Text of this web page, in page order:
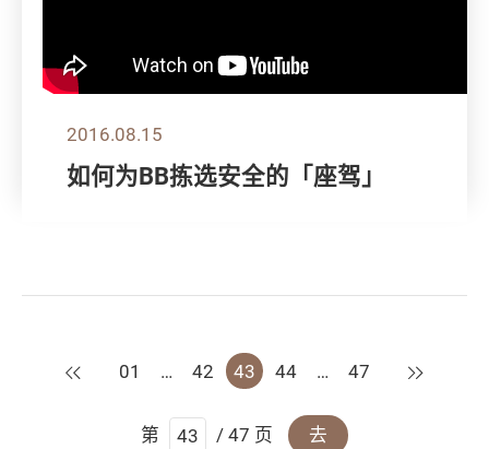
2016.08.15
如何为BB拣选安全的「座驾」
上一页
01 … 42 43 44 … 47 下一页
第 / 47 页 去